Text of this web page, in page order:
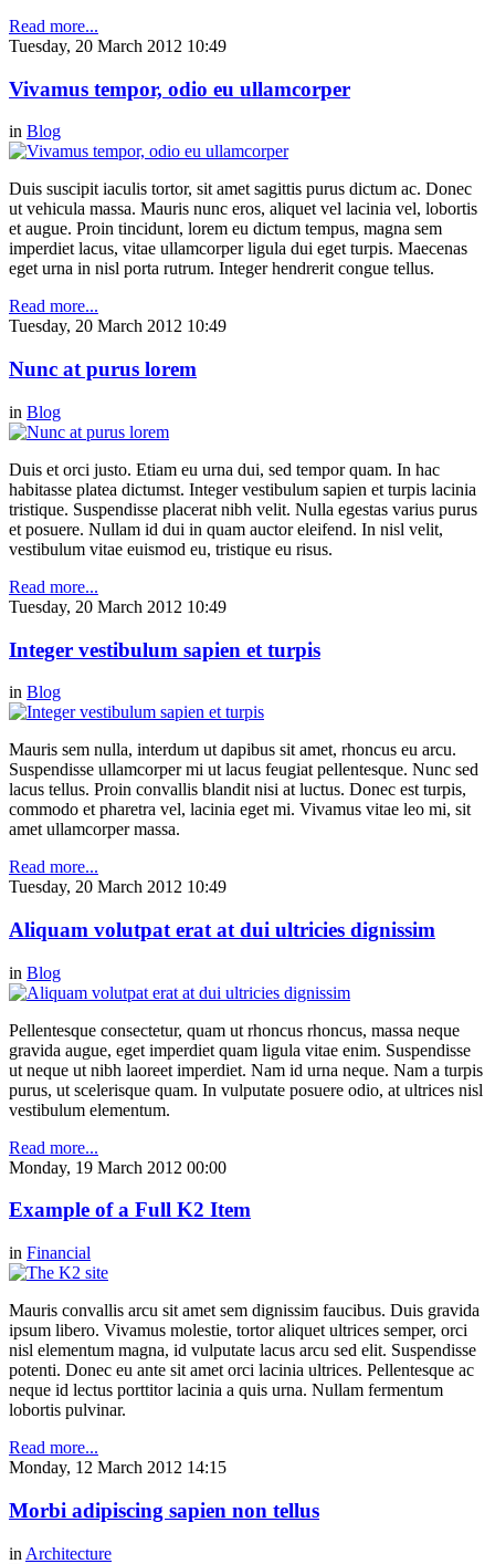
Read more...
Tuesday, 20 March 2012 10:49
Vivamus tempor, odio eu ullamcorper
in Blog
Duis suscipit iaculis tortor, sit amet sagittis purus dictum ac. Donec
ut vehicula massa. Mauris nunc eros, aliquet vel lacinia vel, lobortis
et augue. Proin tincidunt, lorem eu dictum tempus, magna sem
imperdiet lacus, vitae ullamcorper ligula dui eget turpis. Maecenas
eget urna in nisl porta rutrum. Integer hendrerit congue tellus.
Read more...
Tuesday, 20 March 2012 10:49
Nunc at purus lorem
in Blog
Duis et orci justo. Etiam eu urna dui, sed tempor quam. In hac
habitasse platea dictumst. Integer vestibulum sapien et turpis lacinia
tristique. Suspendisse placerat nibh velit. Nulla egestas varius purus
et posuere. Nullam id dui in quam auctor eleifend. In nisl velit,
vestibulum vitae euismod eu, tristique eu risus.
Read more...
Tuesday, 20 March 2012 10:49
Integer vestibulum sapien et turpis
in Blog
Mauris sem nulla, interdum ut dapibus sit amet, rhoncus eu arcu.
Suspendisse ullamcorper mi ut lacus feugiat pellentesque. Nunc sed
lacus tellus. Proin convallis blandit nisi at luctus. Donec est turpis,
commodo et pharetra vel, lacinia eget mi. Vivamus vitae leo mi, sit
amet ullamcorper massa.
Read more...
Tuesday, 20 March 2012 10:49
Aliquam volutpat erat at dui ultricies dignissim
in Blog
Pellentesque consectetur, quam ut rhoncus rhoncus, massa neque
gravida augue, eget imperdiet quam ligula vitae enim. Suspendisse
ut neque ut nibh laoreet imperdiet. Nam id urna neque. Nam a turpis
purus, ut scelerisque quam. In vulputate posuere odio, at ultrices nisl
vestibulum elementum.
Read more...
Monday, 19 March 2012 00:00
Example of a Full K2 Item
in Financial
Mauris convallis arcu sit amet sem dignissim faucibus. Duis gravida
ipsum libero. Vivamus molestie, tortor aliquet ultrices semper, orci
nisl elementum magna, id vulputate lacus arcu sed elit. Suspendisse
potenti. Donec eu ante sit amet orci lacinia ultrices. Pellentesque ac
neque id lectus porttitor lacinia a quis urna. Nullam fermentum
lobortis pulvinar.
Read more...
Monday, 12 March 2012 14:15
Morbi adipiscing sapien non tellus
in Architecture